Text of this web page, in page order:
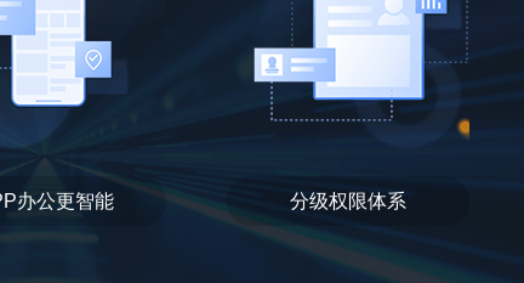
办公更智能 分级权限体系